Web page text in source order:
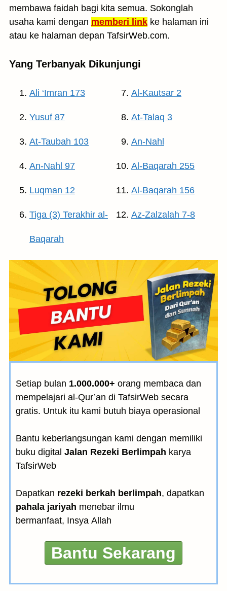
membawa faidah bagi kita semua. Sokonglah
usaha kami dengan memberi link ke halaman ini
atau ke halaman depan TafsirWeb.com.
Yang Terbanyak Dikunjungi
Ali ‘Imran 173
Yusuf 87
At-Taubah 103
An-Nahl 97
Luqman 12
Tiga (3) Terakhir al-
Baqarah
Al-Kautsar 2
At-Talaq 3
An-Nahl
Al-Baqarah 255
Al-Baqarah 156
Az-Zalzalah 7-8
Setiap bulan 1.000.000+ orang membaca dan
mempelajari al-Qur’an di TafsirWeb secara
gratis. Untuk itu kami butuh biaya operasional
Bantu keberlangsungan kami dengan memiliki
buku digital Jalan Rezeki Berlimpah karya
TafsirWeb
Dapatkan rezeki berkah berlimpah, dapatkan
pahala jariyah menebar ilmu
bermanfaat, Insya Allah
Bantu Sekarang